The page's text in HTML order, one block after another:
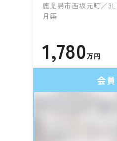
鹿児島市西坂元町／
月築
1,780万円
会